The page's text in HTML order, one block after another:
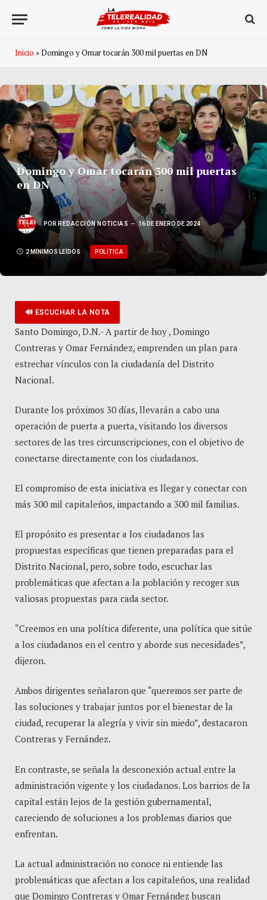
Inicio »Domingo y Omar tocarán 300 mil puertas en DN
Domingo y Omar tocarán 300 mil puertas
en DN
POR REDACCIÓN NOTICIAS 16 DE ENERO DE 2024
2 MÍNIMOS LEÍDOS POLITICA
🔊 ESCUCHAR LA NOTA
Santo Domingo, D.N.- A partir de hoy , Domingo
Contreras y Omar Fernández, emprenden un plan para
estrechar vínculos con la ciudadanía del Distrito
Nacional.
Durante los próximos 30 días, llevarán a cabo una
operación de puerta a puerta, visitando los diversos
sectores de las tres circunscripciones, con el objetivo de
conectarse directamente con los ciudadanos.
El compromiso de esta iniciativa es llegar y conectar con
más 300 mil capitaleños, impactando a 300 mil familias.
El propósito es presentar a los ciudadanos las
propuestas específicas que tienen preparadas para el
Distrito Nacional, pero, sobre todo, escuchar las
problemáticas que afectan a la población y recoger sus
valiosas propuestas para cada sector.
“Creemos en una política diferente, una política que sitúe
a los ciudadanos en el centro y aborde sus necesidades”,
dijeron.
Ambos dirigentes señalaron que “queremos ser parte de
las soluciones y trabajar juntos por el bienestar de la
ciudad, recuperar la alegría y vivir sin miedo”, destacaron
Contreras y Fernández.
En contraste, se señala la desconexión actual entre la
administración vigente y los ciudadanos. Los barrios de la
capital están lejos de la gestión gubernamental,
careciendo de soluciones a los problemas diarios que
enfrentan.
La actual administración no conoce ni entiende las
problemáticas que afectan a los capitaleños, una realidad
que Domingo Contreras y Omar Fernández buscan